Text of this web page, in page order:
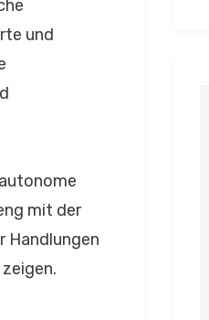
und
mit der
Handlungen